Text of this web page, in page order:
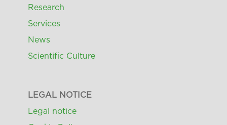
Research
Services
News
Scientific Culture
LEGAL NOTICE
Legal notice